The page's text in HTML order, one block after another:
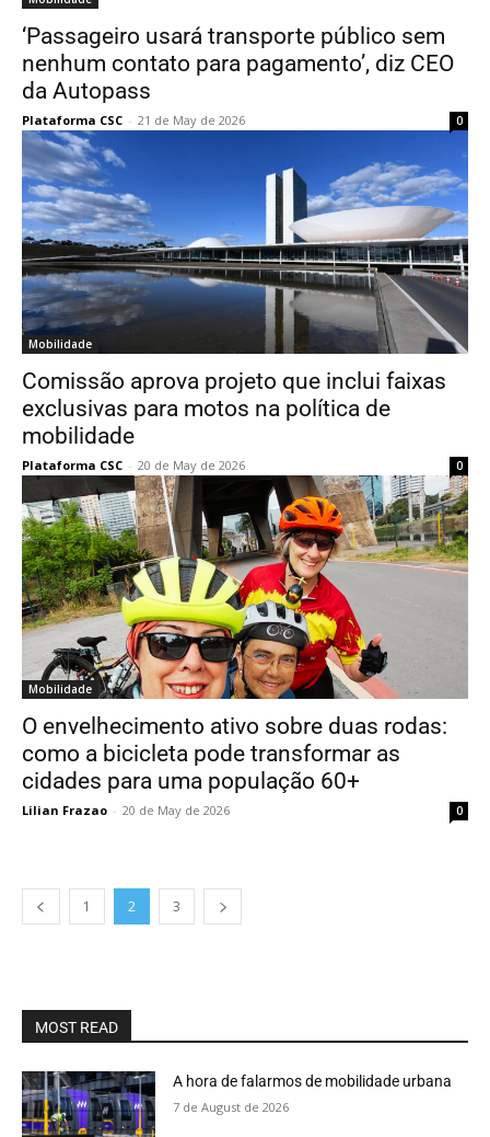
‘Passageiro usará transporte público sem
nenhum contato para pagamento’, diz CEO
da Autopass
Plataforma CSC - 21 de May de 2026 0
Mobilidade
Comissão aprova projeto que inclui faixas
exclusivas para motos na política de
mobilidade
Plataforma CSC - 20 de May de 2026 0
Mobilidade
O envelhecimento ativo sobre duas rodas:
como a bicicleta pode transformar as
cidades para uma população 60+
Lilian Frazao - 20 de May de 2026 0
1 2 3
MOST READ
A hora de falarmos de mobilidade urbana
7 de August de 2026